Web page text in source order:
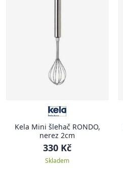
Kela Mini šlehač RONDO,
nerez 2cm
330 Kč
Skladem